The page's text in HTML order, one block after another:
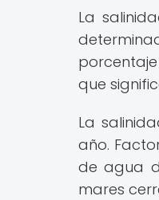
La
que
La
año.
de agua
mares